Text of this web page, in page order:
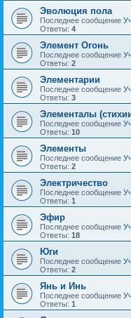
Эволюция пола
Последнее сообщение
Ответы: 4
Элемент Огонь
Последнее сообщение
Ответы: 2
Элементарии
Последнее сообщение
Ответы: 3
Элементалы
Последнее сообщение
Ответы: 10
Элементы
Последнее сообщение
Ответы: 2
Электричество
Последнее сообщение
Ответы: 1
Эфир
Последнее сообщение
Ответы: 18
Юги
Последнее сообщение
Ответы: 2
Янь и Инь
Последнее сообщение
Ответы: 1